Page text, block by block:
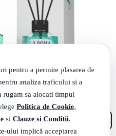
pentru a permite plasarea de
analiza traficului si a
sa alocati timpul
Politica de Cookie,
si Clauze si Conditii.
ului implică acceptarea
130 ml, La Roma